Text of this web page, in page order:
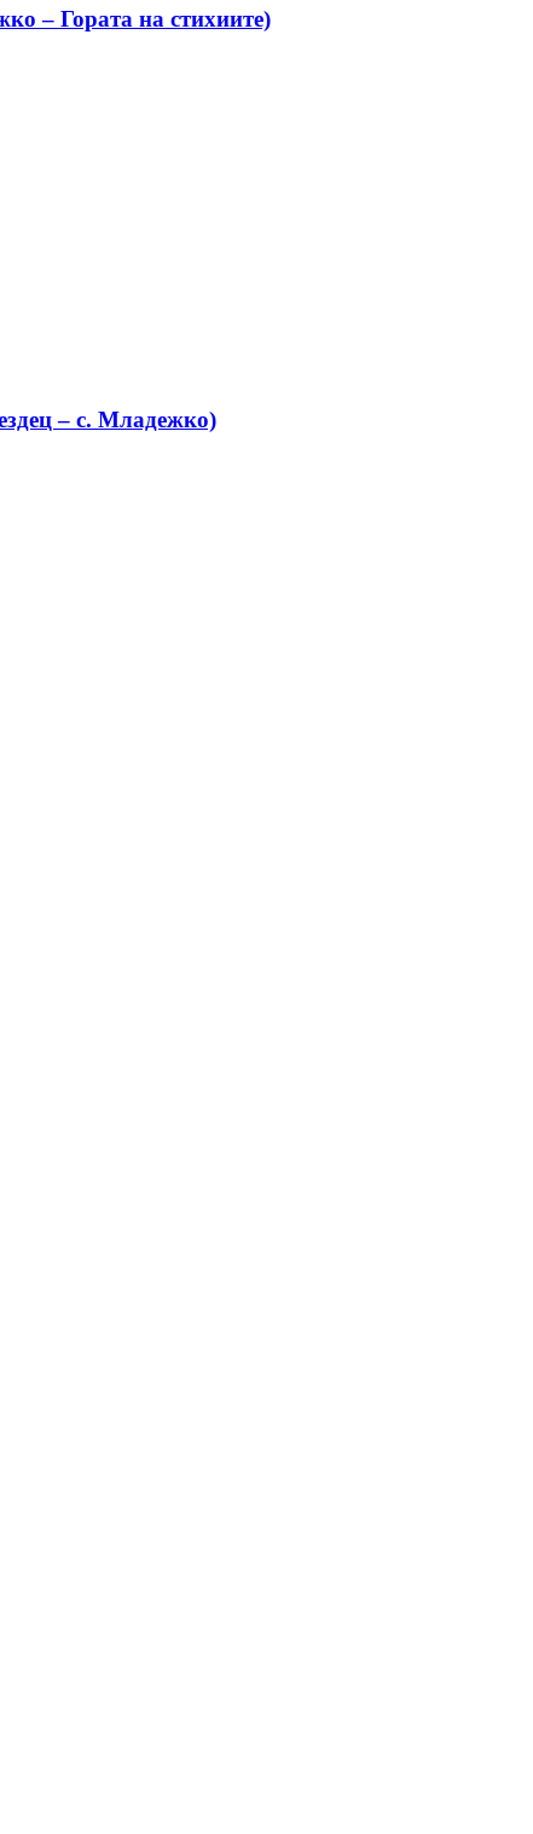
– Гората на стихиите)
– с. Младежко)